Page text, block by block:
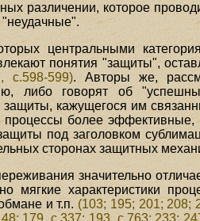
различении, которое
центральными
понятия "защиты",
с.598-599). Авторы же,
либо говорят об
защиты, кажущегося им
более эффективные,
под заголовком
сторонах защитных
значительно
мягкие характеристики
и т.п. (103; 195; 201; 208;